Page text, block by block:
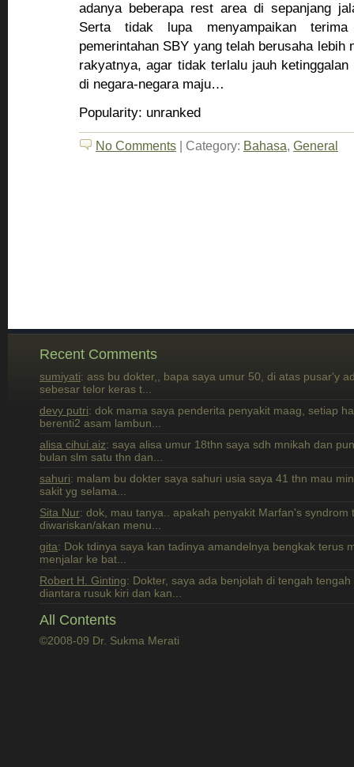
adanya beberapa rest area di sepanjang
Serta tidak lupa menyampaikan
pemerintahan SBY yang telah berusaha lebih
rakyatnya, agar tidak terlalu jauh
di negara-negara maju…
Popularity: unranked
No Comments | Category: Bahasa, General
Recent Comments
sumiyati: ass bu dokter,, bapa saya umur 50, di atas pusar'y
sebesar telor keras t...
devy putri: dok mama saya penderita penyakit maag, setiap
berenti2 asam lambun...
alisa cihui.aiz: saya alisa umur 18thn saya sdh mnikah dan
bulan slm satu thn dan...
sahuri: malam bu dokter saya sahuri usia saya 41 thn mau
sakit yg selama...
Sita Nur: dok, mau tanya.. apakah penyakit Marfan's syndrom
diwariskan/akan menu...
gita: Dok tdinya saya kan tadinya amandelnya bengkak terus
menjalar ke bat...
Robert H. Ginting: Dokter, saya ada benjolah di tengah
diantara rusuk kiri dan kan...
All Contents
©2008-09 Dr. Sukma Merati